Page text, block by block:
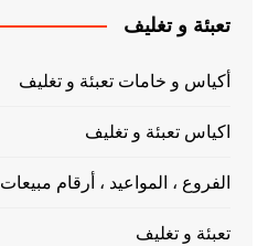
تعبئة و تغليف
أكياس و خامات تعبئة و تغليف
اكياس تعبئة و تغليف
الفروع ، المواعيد ، أرقام مبيعات
تعبئة و تغليف